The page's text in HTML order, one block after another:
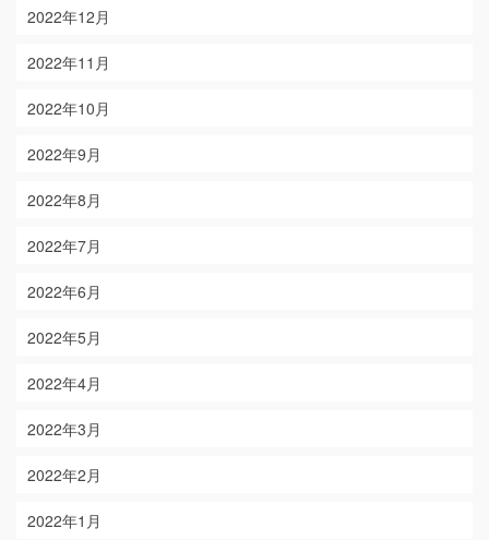
2022年12月
2022年11月
2022年10月
2022年9月
2022年8月
2022年7月
2022年6月
2022年5月
2022年4月
2022年3月
2022年2月
2022年1月